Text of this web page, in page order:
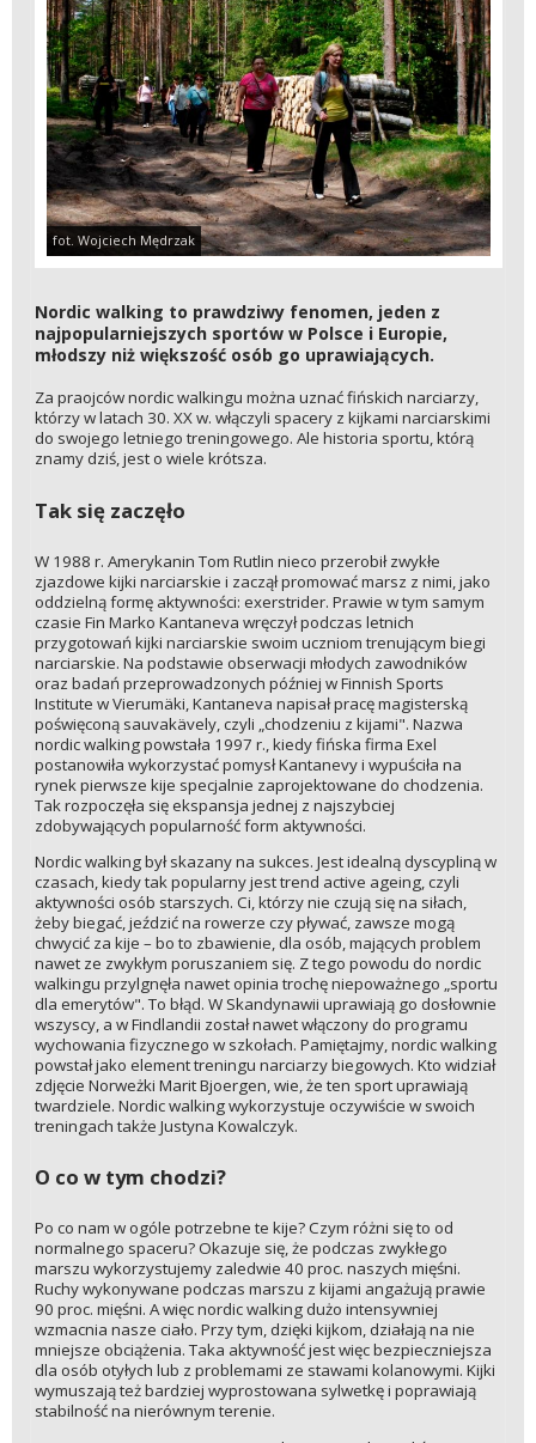
fot. Wojciech Mędrzak
Nordic walking to prawdziwy fenomen, jeden z
najpopularniejszych sportów w Polsce i Europie,
młodszy niż większość osób go uprawiających.
Za praojców nordic walkingu można uznać fińskich narciarzy,
którzy w latach 30. XX w. włączyli spacery z kijkami narciarskimi
do swojego letniego treningowego. Ale historia sportu, którą
znamy dziś, jest o wiele krótsza.
Tak się zaczęło
W 1988 r. Amerykanin Tom Rutlin nieco przerobił zwykłe
zjazdowe kijki narciarskie i zaczął promować marsz z nimi, jako
oddzielną formę aktywności: exerstrider. Prawie w tym samym
czasie Fin Marko Kantaneva wręczył podczas letnich
przygotowań kijki narciarskie swoim uczniom trenującym biegi
narciarskie. Na podstawie obserwacji młodych zawodników
oraz badań przeprowadzonych później w Finnish Sports
Institute w Vierumäki, Kantaneva napisał pracę magisterską
poświęconą sauvakävely, czyli „chodzeniu z kijami". Nazwa
nordic walking powstała 1997 r., kiedy fińska firma Exel
postanowiła wykorzystać pomysł Kantanevy i wypuściła na
rynek pierwsze kije specjalnie zaprojektowane do chodzenia.
Tak rozpoczęła się ekspansja jednej z najszybciej
zdobywających popularność form aktywności.
Nordic walking był skazany na sukces. Jest idealną dyscypliną w
czasach, kiedy tak popularny jest trend active ageing, czyli
aktywności osób starszych. Ci, którzy nie czują się na siłach,
żeby biegać, jeździć na rowerze czy pływać, zawsze mogą
chwycić za kije – bo to zbawienie, dla osób, mających problem
nawet ze zwykłym poruszaniem się. Z tego powodu do nordic
walkingu przylgnęła nawet opinia trochę niepoważnego „sportu
dla emerytów". To błąd. W Skandynawii uprawiają go dosłownie
wszyscy, a w Findlandii został nawet włączony do programu
wychowania fizycznego w szkołach. Pamiętajmy, nordic walking
powstał jako element treningu narciarzy biegowych. Kto widział
zdjęcie Norweżki Marit Bjoergen, wie, że ten sport uprawiają
twardziele. Nordic walking wykorzystuje oczywiście w swoich
treningach także Justyna Kowalczyk.
O co w tym chodzi?
Po co nam w ogóle potrzebne te kije? Czym różni się to od
normalnego spaceru? Okazuje się, że podczas zwykłego
marszu wykorzystujemy zaledwie 40 proc. naszych mięśni.
Ruchy wykonywane podczas marszu z kijami angażują prawie
90 proc. mięśni. A więc nordic walking dużo intensywniej
wzmacnia nasze ciało. Przy tym, dzięki kijkom, działają na nie
mniejsze obciążenia. Taka aktywność jest więc bezpieczniejsza
dla osób otyłych lub z problemami ze stawami kolanowymi. Kijki
wymuszają też bardziej wyprostowana sylwetkę i poprawiają
stabilność na nierównym terenie.